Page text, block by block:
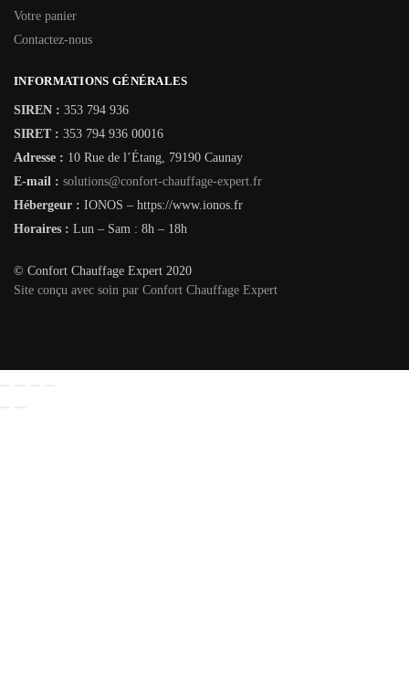
Votre panier
Contactez-nous
INFORMATIONS GÉNÉRALES
SIREN : 353 794 936
SIRET : 353 794 936 00016
Adresse : 10 Rue de l’Étang, 79190 Caunay
E-mail : solutions@confort-chauffage-expert.fr
Hébergeur : IONOS – https://www.ionos.fr
Horaires : Lun – Sam : 8h – 18h
© Confort Chauffage Expert 2020
Site conçu avec soin par Confort Chauffage Expert